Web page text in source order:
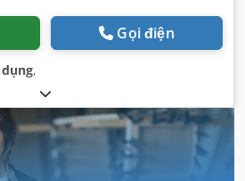
Gọi điện
,